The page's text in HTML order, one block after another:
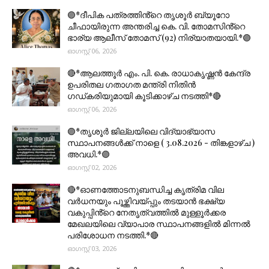
🟣*ദീപിക പത്രത്തിൻ്റെ തൃശൂർ ബ്യൂറോ
ചീഫായിരുന്ന അന്തരിച്ച കെ. വി. തോമസിൻ്റെ
ഭാര്യ ആലീസ് തോമസ് (92) നിര്യാതയായി.*🟣
ഓഗസ്റ്റ് 06, 2026
🔴*ആലത്തൂർ എം. പി. കെ. രാധാകൃഷ്ണൻ കേന്ദ്ര
ഉപരിതല ഗതാഗത മന്ത്രി നിതിൻ
ഗഡ്കരിയുമായി കൂടിക്കാഴ്ച നടത്തി*🔴
ഓഗസ്റ്റ് 06, 2026
🟣*തൃശൂര്‍ ജില്ലയിലെ വിദ്യാഭ്യാസ
സ്ഥാപനങ്ങൾക്ക് നാളെ ( 3.08.2026 - തിങ്കളാഴ്ച )
അവധി.*🟣
ഓഗസ്റ്റ് 02, 2026
🔴*ഓണത്തോടനുബന്ധിച്ച കൃത്രിമ വില
വർധനയും പൂഴ്ത്തിവയ്പ്പും തടയാൻ ഭക്ഷ്യ
വകുപ്പിൻ്റെ നേതൃത്വത്തിൽ മുള്ളൂർക്കര
മേഖലയിലെ വ്യാപാര സ്ഥാപനങ്ങളിൽ മിന്നൽ
പരിശോധന നടത്തി.*🔴
ഓഗസ്റ്റ് 03, 2026